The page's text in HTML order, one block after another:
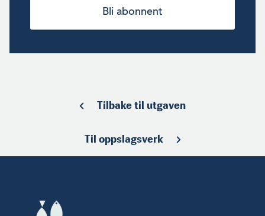
Bli abonnent
Tilbake til utgaven
Til oppslagsverk